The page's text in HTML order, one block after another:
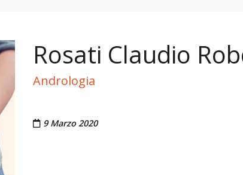
Rosati Claudio
Andrologia
Pubblicato il
9 Marzo 2020